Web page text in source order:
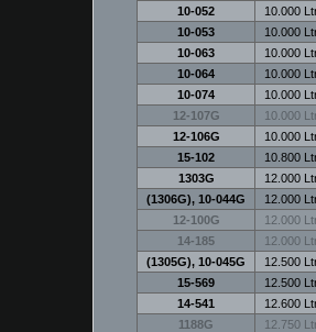
10-052
10.000
10-053
10.000
10-063
10.000
10-064
10.000
10-074
10.000
12-107G
10.000
12-106G
10.000
15-102
10.800
1303G
12.000
(1306G), 10-044G
12.000
12-100G
12.000
14-185
12.000
(1305G), 10-045G
12.500
15-569
12.500
14-541
12.600
1188G
12.750